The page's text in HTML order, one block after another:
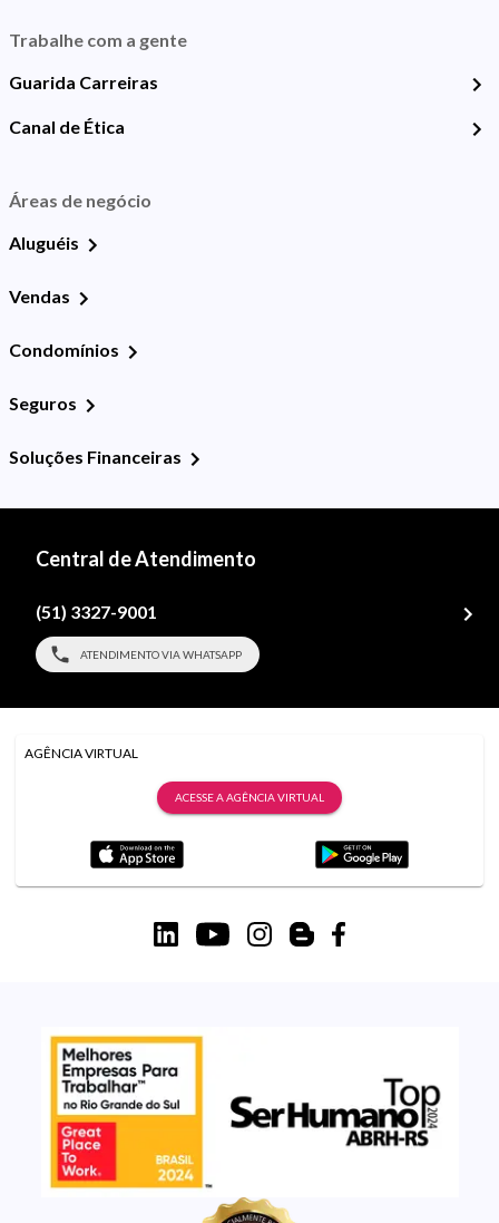
Trabalhe com a gente
Guarida Carreiras
Canal de Ética
Áreas de negócio
Aluguéis
Vendas
Condomínios
Seguros
Soluções Financeiras
Central de Atendimento
(51) 3327-9001
ATENDIMENTO VIA WHATSAPP
AGÊNCIA VIRTUAL
ACESSE A AGÊNCIA VIRTUAL